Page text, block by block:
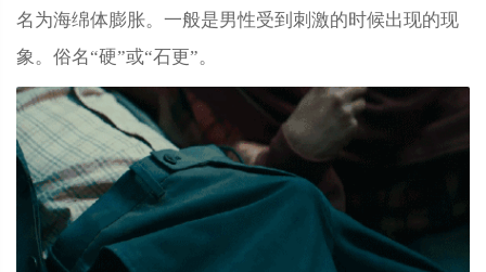
名为海绵体膨胀。一般是男性受到刺激的时候出现的现
象。俗名“硬”或“石更”。